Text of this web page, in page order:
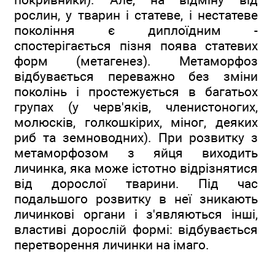
рослин, у тварин і статеве, і нестатеве
покоління є диплоїдним -
спостерігається пізня поява статевих
форм (метагенез). Метаморфоз
відбувається переважно без зміни
поколінь і простежується в багатьох
групах (у черв'яків, членистоногих,
молюсків, голкошкірих, міног, деяких
риб та земноводних). При розвитку з
метаморфозом з яйця виходить
личинка, яка може істотно відрізнятися
від дорослої тварини. Під час
подальшого розвитку в неї зникають
личинкові органи і з'являються інші,
властиві дорослій формі: відбувається
перетворення личинки на імаго.